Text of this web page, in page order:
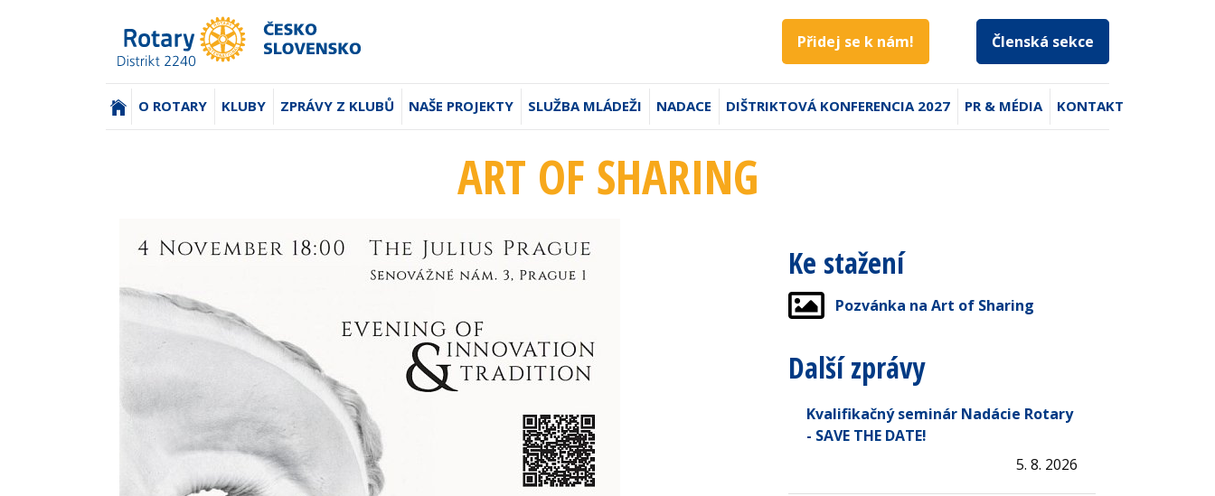
Přidej se k nám! Členská sekce
(AKTUÁLNÍ)
O ROTARY KLUBY ZPRÁVY Z KLUBŮ NAŠE PROJEKTY SLUŽBA MLÁDEŽI NADACE DIŠTRIKTOVÁ KONFERENCIA 2027 PR & MÉDIA KONTAKT
ART OF SHARING
Ke stažení
Pozvánka na Art of Sharing
Další zprávy
Kvalifikačný seminár Nadácie Rotary
- SAVE THE DATE!
5. 8. 2026